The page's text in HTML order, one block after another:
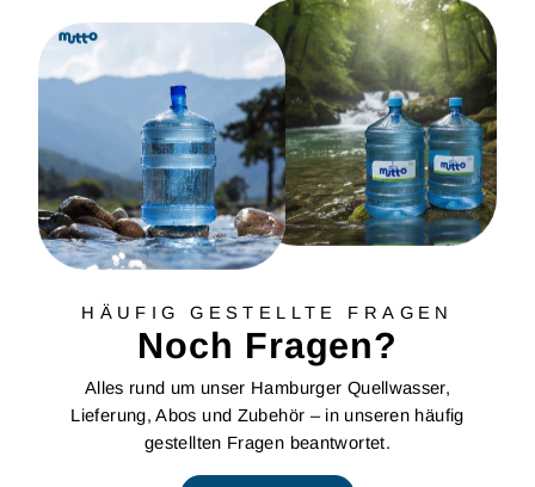
HÄUFIG GESTELLTE FRAGEN
Noch Fragen?
Alles rund um unser Hamburger Quellwasser,
Lieferung, Abos und Zubehör – in unseren häufig
gestellten Fragen beantwortet.